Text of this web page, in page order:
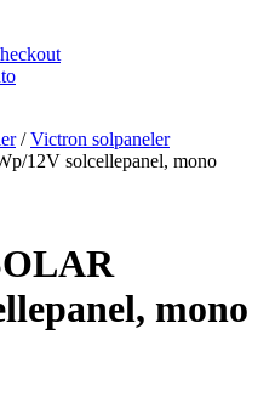
/Victron solpaneler
12V solcellepanel, mono
mono